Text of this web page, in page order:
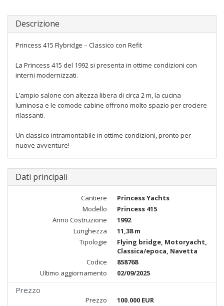
Descrizione
Princess 415 Flybridge – Classico con Refit
La Princess 415 del 1992 si presenta in ottime condizioni con
interni modernizzati.
L'ampio salone con altezza libera di circa 2 m, la cucina
luminosa e le comode cabine offrono molto spazio per crociere
rilassanti.
Un classico intramontabile in ottime condizioni, pronto per
nuove avventure!
Dati principali
Cantiere
Princess Yachts
Modello
Princess 415
Anno Costruzione
1992
Lunghezza
11,38 m
Tipologie
Flying bridge, Motoryacht,
Classica/epoca, Navetta
Codice
858768
Ultimo aggiornamento
02/09/2025
Prezzo
Prezzo
100.000 EUR